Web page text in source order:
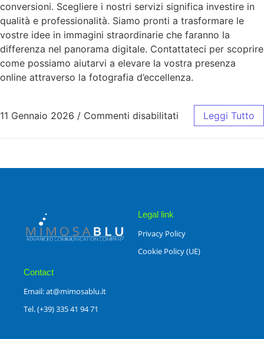
conversioni. Scegliere i nostri servizi significa investire in
qualità e professionalità. Siamo pronti a trasformare le
vostre idee in immagini straordinarie che faranno la
differenza nel panorama digitale. Contattateci per scoprire
come possiamo aiutarvi a elevare la vostra presenza
online attraverso la fotografia d’eccellenza.
11 Gennaio 2026 / Commenti disabilitati Leggi Tutto
Legal link
Privacy Policy
Cookie Policy (UE)
Contact
Email: at@mimosablu.it
Tel. (+39) 335 41 94 71